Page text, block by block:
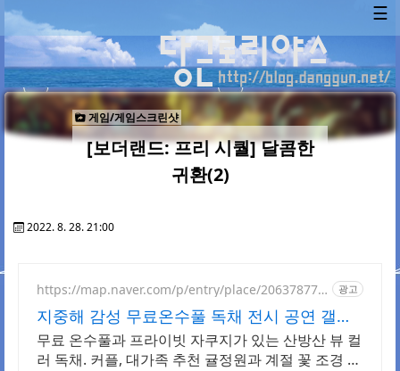
☰
게임/게임스크린샷
[보더랜드: 프리 시퀄] 달콤한
귀환(2)
2022. 8. 28. 21:00
https://map.naver.com/p/entry/place/206378770
광고
지중해 감성 무료온수풀 독채 전시 공연 갤러
리 문화공간
무료 온수풀과 프라이빗 자쿠지가 있는 산방산 뷰 컬
러 독채. 커플, 대가족 추천 귤정원과 계절 꽃 조경 산